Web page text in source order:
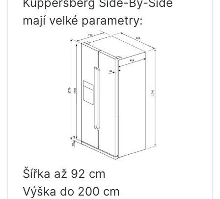
mají velké parametry:
Šířka až 92 cm
Výška do 200 cm